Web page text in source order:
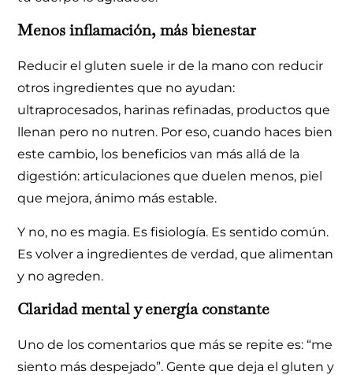
Menos inflamación, más bienestar
Reducir el gluten suele ir de la mano con reducir
otros ingredientes que no ayudan:
ultraprocesados, harinas refinadas, productos que
llenan pero no nutren. Por eso, cuando haces bien
este cambio, los beneficios van más allá de la
digestión: articulaciones que duelen menos, piel
que mejora, ánimo más estable.
Y no, no es magia. Es fisiología. Es sentido común.
Es volver a ingredientes de verdad, que alimentan
y no agreden.
Claridad mental y energía constante
Uno de los comentarios que más se repite es: “me
siento más despejado”. Gente que deja el gluten y